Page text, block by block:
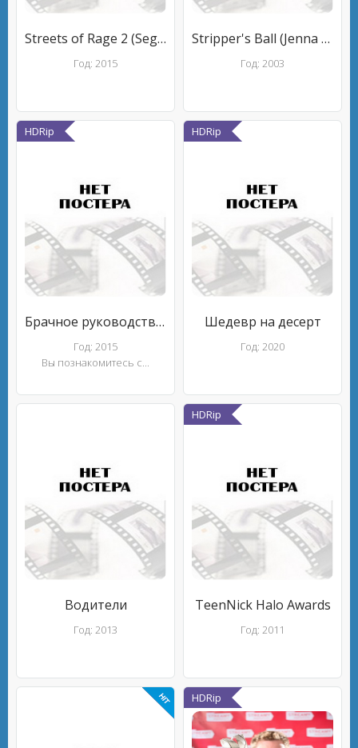
Streets of Rage 2 (Sega Genesis) Live Stream with James Rolfe, Mike Matei & Ryan Schott
Год: 2015
Stripper's Ball (Jenna Jameson)
Год: 2003
HDRip
Брачное руководство для покорных жен
Год: 2015
Вы познакомитесь с...
HDRip
Шедевр на десерт
Год: 2020
Водители
Год: 2013
HDRip
TeenNick Halo Awards
Год: 2011
HDRip